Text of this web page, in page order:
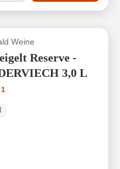
Weine
Reserve -
3,0 L
Bewertung von 5
1